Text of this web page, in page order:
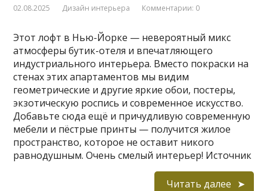
02.08.2025 Дизайн интерьера Комментарии: 0
Этот лофт в Нью-Йорке — невероятный микс
атмосферы бутик-отеля и впечатляющего
индустриального интерьера. Вместо покраски на
стенах этих апартаментов мы видим
геометрические и другие яркие обои, постеры,
экзотическую роспись и современное искусство.
Добавьте сюда ещё и причудливую современную
мебели и пёстрые принты — получится жилое
пространство, которое не оставит никого
равнодушным. Очень смелый интерьер! Источник
Читать далее